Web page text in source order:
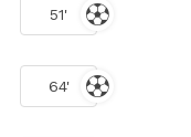
51'
64'